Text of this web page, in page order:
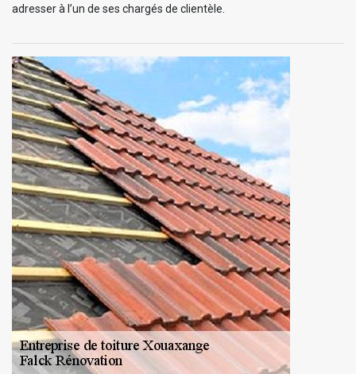
adresser à l’un de ses chargés de clientèle.